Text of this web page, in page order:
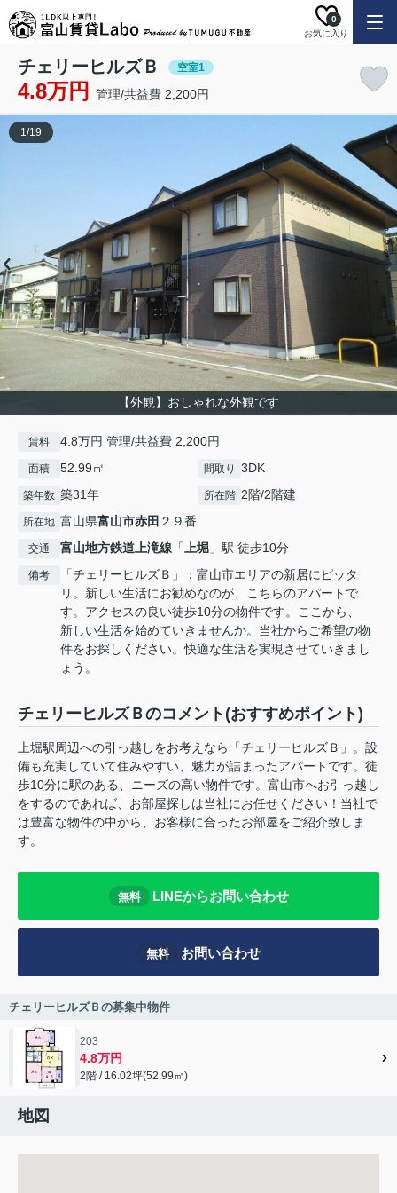
お気に入り
0
チェリーヒルズＢ 空室1
4.8万円 管理/共益費 2,200円
【外観】おしゃれな外観です
1/19
賃料 4.8万円 管理/共益費 2,200円
面積 52.99㎡ 間取り 3DK
築年数 築31年 所在階 2階/2階建
所在地 富山県富山市赤田 ２９番
交通 富山地方鉄道上滝線 「上堀 」駅 徒歩10分
備考
「チェリーヒルズＢ」：富山市エリアの新居にピッタ
リ。新しい生活にお勧めなのが、こちらのアパートで
す。アクセスの良い徒歩10分の物件です。ここから、
新しい生活を始めていきませんか。当社からご希望の物
件をお探しください。快適な生活を実現させていきまし
ょう。
チェリーヒルズＢのコメント(おすすめポイント)
上堀駅周辺への引っ越しをお考えなら「チェリーヒルズＢ」。設
備も充実していて住みやすい、魅力が詰まったアパートです。徒
歩10分に駅のある、ニーズの高い物件です。富山市へお引っ越し
をするのであれば、お部屋探しは当社にお任せください！当社で
は豊富な物件の中から、お客様に合ったお部屋をご紹介致しま
す。
無料 LINEからお問い合わせ
無料 お問い合わせ
チェリーヒルズＢの募集中物件
203
4.8万円
2階 / 16.02坪(52.99㎡)
地図